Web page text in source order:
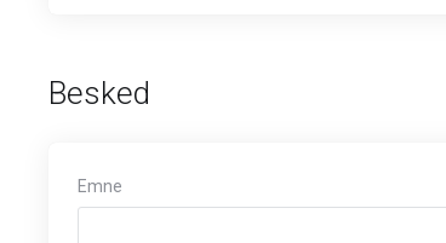
Besked
Emne